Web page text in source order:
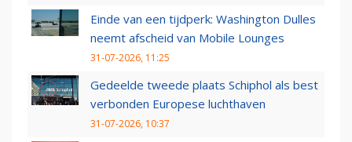
Einde van een tijdperk: Washington Dulles
neemt afscheid van Mobile Lounges
31-07-2026, 11:25
Gedeelde tweede plaats Schiphol als best
verbonden Europese luchthaven
31-07-2026, 10:37